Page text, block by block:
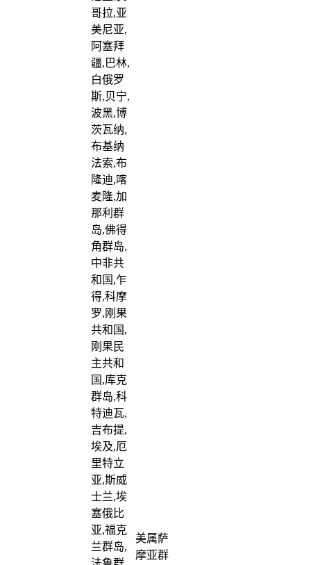
哥拉,亚
美尼亚,
阿塞拜
疆,巴林,
白俄罗
斯,贝宁,
波黑,博
茨瓦纳,
布基纳
法索,布
隆迪,喀
麦隆,加
那利群
岛,佛得
角群岛,
中非共
和国,乍
得,科摩
罗,刚果
共和国,
刚果民
主共和
国,库克
群岛,科
特迪瓦,
吉布提,
埃及,厄
里特立
亚,斯威
士兰,埃
塞俄比
亚,福克
兰群岛,
美属萨
摩亚群